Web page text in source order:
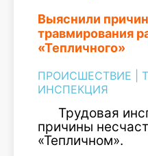
Выяснили
травмирования
«Тепличного»
ПРОИСШЕСТВИЕ
ИНСПЕКЦИЯ
Трудовая
причины
«Тепличном».